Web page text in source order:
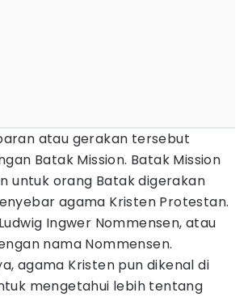
atau gerakan tersebut
Batak Mission. Batak Mission
untuk orang Batak digerakan
agama Kristen Protestan.
Ingwer Nommensen, atau
nama Nommensen.
agama Kristen pun dikenal di
mengetahui lebih tentang